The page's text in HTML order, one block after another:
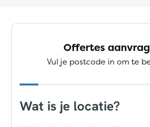
Offertes
Vul je postcode in om te